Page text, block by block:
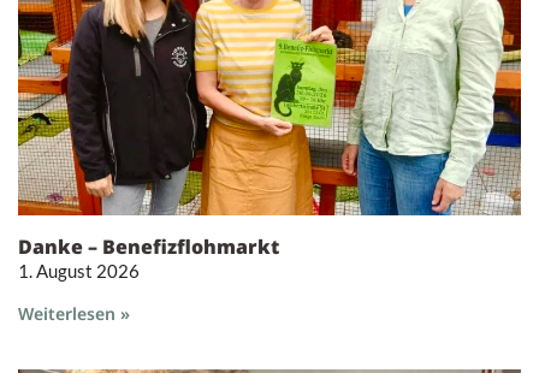
Danke – Benefizflohmarkt
1. August 2026
Weiterlesen »